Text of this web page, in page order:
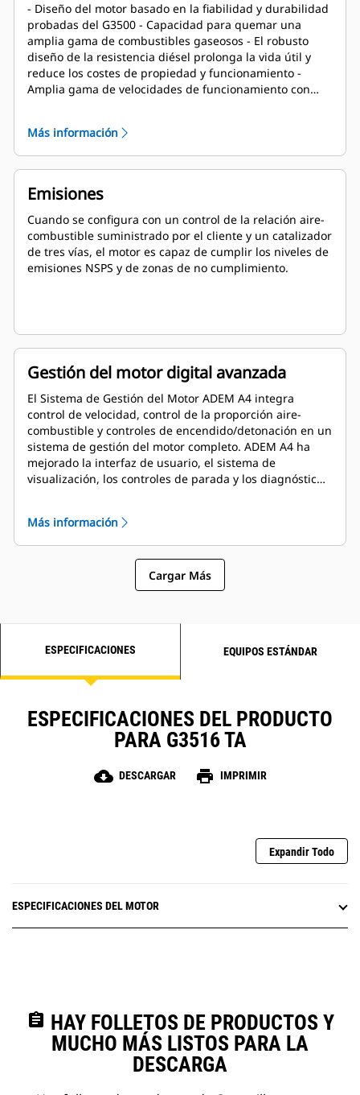
- Diseño del motor basado en la fiabilidad y durabilidad
probadas del G3500 - Capacidad para quemar una
amplia gama de combustibles gaseosos - El robusto
diseño de la resistencia diésel prolonga la vida útil y
reduce los costes de propiedad y funcionamiento -
Amplia gama de velocidades de funcionamiento con
densidad de potencia mejora la gestión de la flota -
Diagnóstico de calidad del motor - Control de
sincronización sensible a la detonación para cilindros
individuales
Más información
Emisiones
Cuando se configura con un control de la relación aire-
combustible suministrado por el cliente y un catalizador
de tres vías, el motor es capaz de cumplir los niveles de
emisiones NSPS y de zonas de no cumplimiento.
Gestión del motor digital avanzada
El Sistema de Gestión del Motor ADEM A4 integra
control de velocidad, control de la proporción aire-
combustible y controles de encendido/detonación en un
sistema de gestión del motor completo. ADEM A4 ha
mejorado la interfaz de usuario, el sistema de
visualización, los controles de parada y los diagnósticos
Más información
Cargar Más
ESPECIFICACIONES EQUIPOS ESTÁNDAR
ESPECIFICACIONES DEL PRODUCTO
PARA G3516 TA
cloud_download DESCARGAR print IMPRIMIR
Expandir Todo
ESPECIFICACIONES DEL MOTOR
assignment HAY FOLLETOS DE PRODUCTOS Y
MUCHO MÁS LISTOS PARA LA
DESCARGA